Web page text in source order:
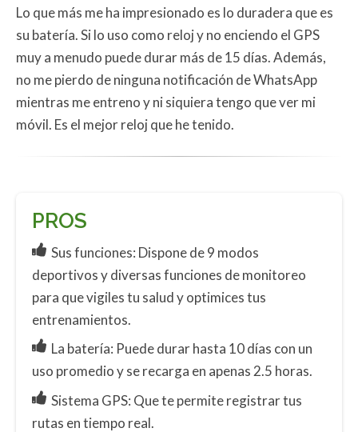
Lo que más me ha impresionado es lo duradera que es
su batería. Si lo uso como reloj y no enciendo el GPS
muy a menudo puede durar más de 15 días. Además,
no me pierdo de ninguna notificación de WhatsApp
mientras me entreno y ni siquiera tengo que ver mi
móvil. Es el mejor reloj que he tenido.
PROS
Sus funciones: Dispone de 9 modos
deportivos y diversas funciones de monitoreo
para que vigiles tu salud y optimices tus
entrenamientos.
La batería: Puede durar hasta 10 días con un
uso promedio y se recarga en apenas 2.5 horas.
Sistema GPS: Que te permite registrar tus
rutas en tiempo real.